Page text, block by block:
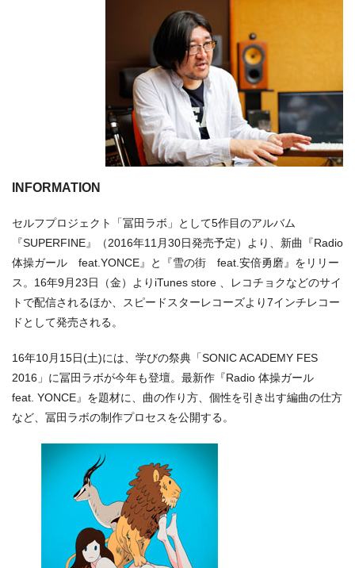
INFORMATION
セルフプロジェクト「冨田ラボ」として5作目のアルバム
『SUPERFINE』（2016年11月30日発売予定）より、新曲『Radio
体操ガール feat.YONCE』と『雪の街 feat.安倍勇磨』をリリー
ス。16年9月23日（金）よりiTunes store 、レコチョクなどのサイ
トで配信されるほか、スピードスターレコーズより7インチレコー
ドとして発売される。
16年10月15日(土)には、学びの祭典「SONIC ACADEMY FES
2016」に冨田ラボが今年も登壇。最新作『Radio 体操ガール
feat. YONCE』を題材に、曲の作り方、個性を引き出す編曲の仕方
など、冨田ラボの制作プロセスを公開する。